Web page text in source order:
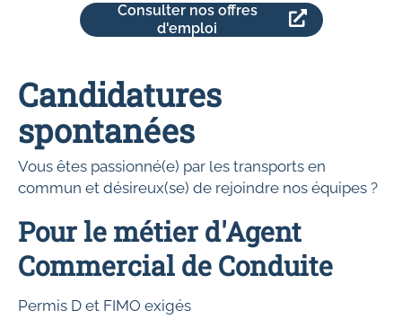
Consulter nos offres
d'emploi
Candidatures
spontanées
Vous êtes passionné(e) par les transports en
commun et désireux(se) de rejoindre nos équipes ?
Pour le métier d'Agent
Commercial de Conduite
Permis D et FIMO exigés